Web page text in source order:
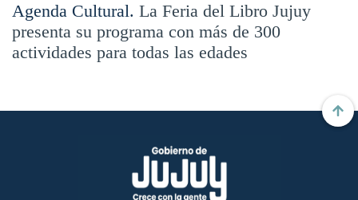
Agenda Cultural. La Feria del Libro Jujuy
presenta su programa con más de 300
actividades para todas las edades